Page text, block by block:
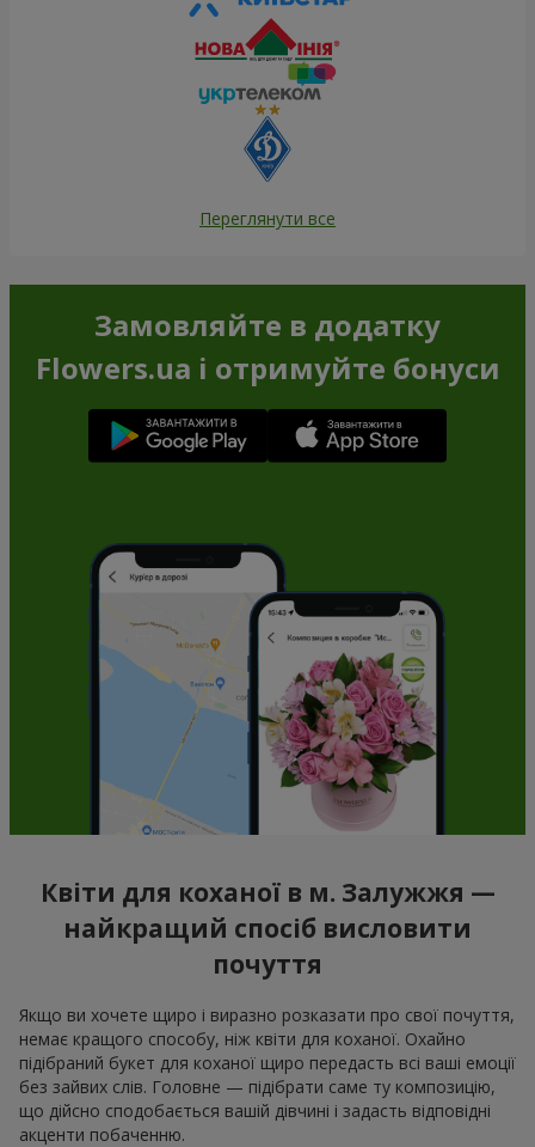
Переглянути все
Замовляйте в додатку
Flowers.ua і отримуйте бонуси
Квіти для коханої в м. Залужжя —
найкращий спосіб висловити
почуття
Якщо ви хочете щиро і виразно розказати про свої почуття,
немає кращого способу, ніж квіти для коханої. Охайно
підібраний букет для коханої щиро передасть всі ваші емоції
без зайвих слів. Головне — підібрати саме ту композицію,
що дійсно сподобається вашій дівчині і задасть відповідні
акценти побаченню.